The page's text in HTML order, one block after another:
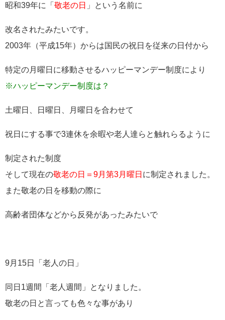
昭和39年に「 敬老の日 」という名前に
改名されたみたいです。
2003年（平成15年）からは国民の祝日を従来の日付から
特定の月曜日に移動させるハッピーマンデー制度により
※ハッピーマンデー制度は？
土曜日、日曜日、月曜日を合わせて
祝日にする事で3連休を余暇や老人達らと触れらるように
制定された制度
そして現在の敬老の日＝9月第3月曜日 に制定されました。
また敬老の日を移動の際に
高齢者団体などから反発があったみたいで
9月15日「老人の日」
同日1週間「老人週間」となりました。
敬老の日と言っても色々な事があり